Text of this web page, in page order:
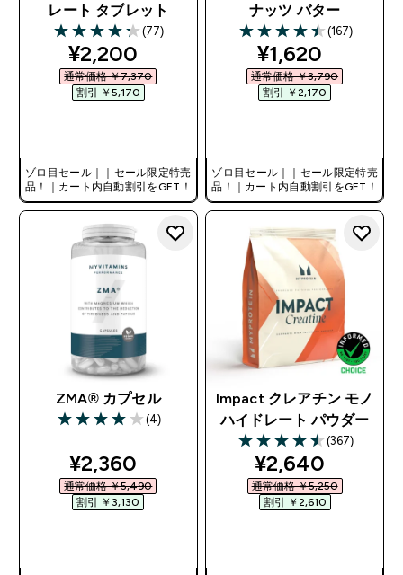
レート タブレット
4.23 out of 5 stars
(77)
discounted price
¥2,200‎
通常価格 ￥7,370‎
割引 ￥5,170‎
ゾロ目セール｜｜セール限定特売
品！｜カート内自動割引をGET！
ナッツ バター
4.51 out of 5 stars
(167)
discounted
¥1,620‎
通常価格 ￥3,790‎
割引 ￥2,170‎
ゾロ目セール｜｜セール限定特売
品！｜カート内自動割引をGET！
ZMA® カプセル
4 out of 5 stars
(4)
discounted price
¥2,360‎
通常価格 ￥5,490‎
割引 ￥3,130‎
Impact クレアチン モノ
ハイドレート パウダー
4.48 out of 5 stars
(367)
discounted
¥2,640‎
通常価格 ￥5,250‎
割引 ￥2,610‎